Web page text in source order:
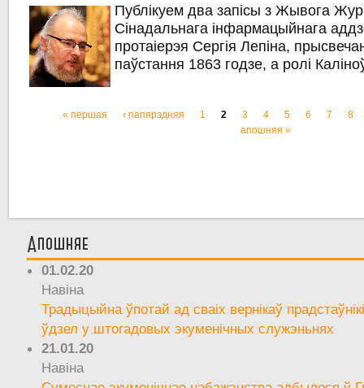
Публікуем два запісы з Жывога
Сінадальнага інфармацыйнага
протаіерэя Сергія Лепіна,
паўстання 1863 годзе, а ролі
Старонкі
« першая ‹ папярэдняя 1 2 3 4 5 6 7
8
апошняя »
Апошняе
01.02.20
Навіна
Традыцыйна ўпотай ад сваіх вернікаў
ўдзел у штогадовых экуменічных служэньнях
21.01.20
Навіна